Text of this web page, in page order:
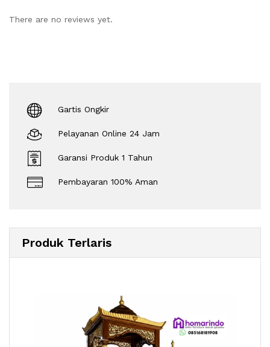
There are no reviews yet.
Gartis Ongkir
Pelayanan Online 24 Jam
Garansi Produk 1 Tahun
Pembayaran 100% Aman
Produk Terlaris